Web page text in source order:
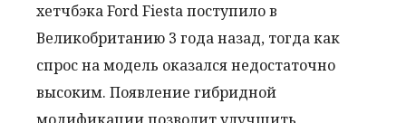
хетчбэка Ford Fiesta поступило в
Великобританию 3 года назад, тогда как
спрос на модель оказался недостаточно
высоким. Появление гибридной